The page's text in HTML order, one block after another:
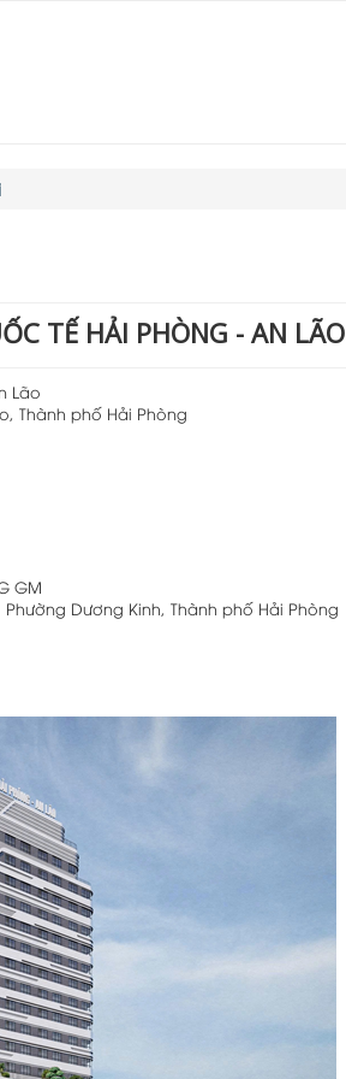
TẾ HẢI PHÒNG - AN LÃO
Lão
Thành phố Hải Phòng
GM
Dương Kinh, Thành phố Hải Phòng